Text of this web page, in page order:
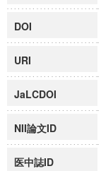
DOI
URI
JaLCDOI
NII論文ID
医中誌ID